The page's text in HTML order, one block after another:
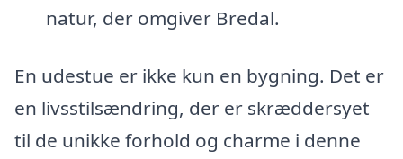
natur, der omgiver Bredal.
En udestue er ikke kun en bygning. Det er
en livsstilsændring, der er skræddersyet
til de unikke forhold og charme i denne